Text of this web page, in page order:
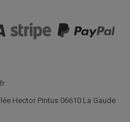
Hector Pintus 06610 La Gaude